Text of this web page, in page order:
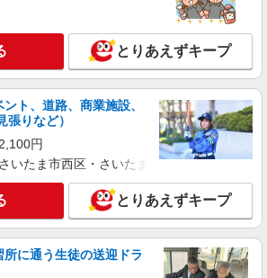
とりあえずキープ
ト、道路、商業施設、
りなど）
円
いたま市西区・さいたま市岩槻区・久喜市・
とりあえずキープ
に通う生徒の送迎ドラ